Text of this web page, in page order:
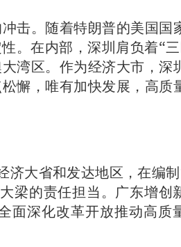
击。随着特朗普的美国国
。在内部，深圳肩负着“
湾区。作为经济大市，深
懈，唯有加快发展，高质
济大省和发达地区，在编
梁的责任担当。广东增创
面深化改革开放推动高质